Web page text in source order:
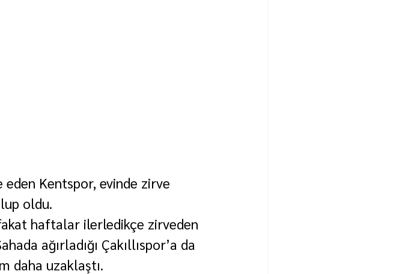
Kentspor, evinde zirve
oldu.
haftalar ilerledikçe zirveden
ağırladığı Çakıllıspor’a da
daha uzaklaştı.